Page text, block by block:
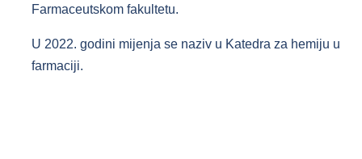
Farmaceutskom fakultetu.
U 2022. godini mijenja se naziv u Katedra za hemiju u
farmaciji.